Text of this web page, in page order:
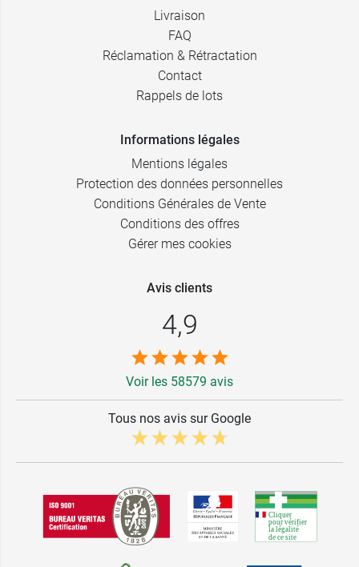
Livraison
FAQ
Réclamation & Rétractation
Contact
Rappels de lots
Informations légales
Mentions légales
Protection des données personnelles
Conditions Générales de Vente
Conditions des offres
Gérer mes cookies
Avis clients
4,9
Voir les 58579 avis
Tous nos avis sur Google